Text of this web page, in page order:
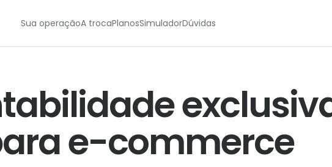
Sua operaçãoA trocaPlanosSimuladorDúvidas
e-commerce